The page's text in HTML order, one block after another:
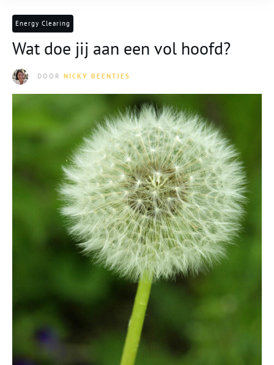
Energy Clearing
Wat doe jij aan een vol hoofd?
DOOR NICKY BEENTJES